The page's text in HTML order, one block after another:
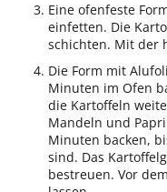
Eine ofenfeste
einfetten. Die
schichten. Mit der
Die Form mit
Minuten im Ofen
die Kartoffeln
Mandeln und
Minuten backen,
sind. Das
bestreuen. Vor